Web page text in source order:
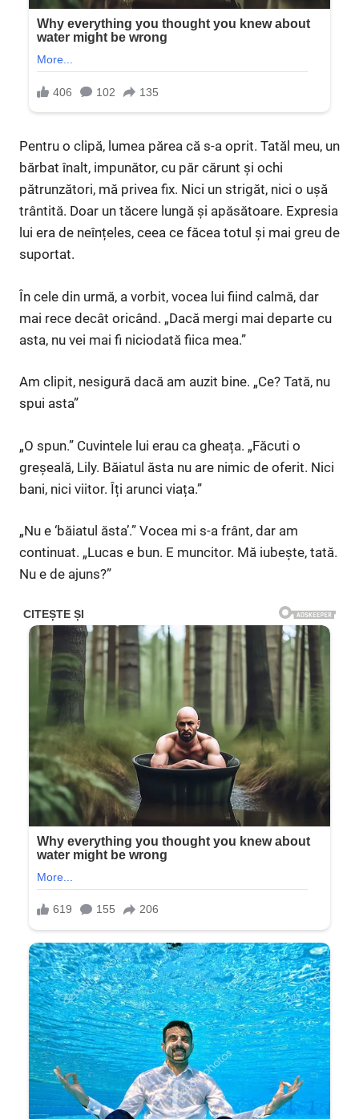
Pentru o clipă, lumea părea că s-a oprit. Tatăl meu, un
bărbat înalt, impunător, cu păr cărunt și ochi
pătrunzători, mă privea fix. Nici un strigăt, nici o ușă
trântită. Doar un tăcere lungă și apăsătoare. Expresia
lui era de neînțeles, ceea ce făcea totul și mai greu de
suportat.
În cele din urmă, a vorbit, vocea lui fiind calmă, dar
mai rece decât oricând. „Dacă mergi mai departe cu
asta, nu vei mai fi niciodată fiica mea.”
Am clipit, nesigură dacă am auzit bine. „Ce? Tată, nu
spui asta”
„O spun.” Cuvintele lui erau ca gheața. „Făcuti o
greșeală, Lily. Băiatul ăsta nu are nimic de oferit. Nici
bani, nici viitor. Îți arunci viața.”
„Nu e ‘băiatul ăsta’.” Vocea mi s-a frânt, dar am
continuat. „Lucas e bun. E muncitor. Mă iubește, tată.
Nu e de ajuns?”